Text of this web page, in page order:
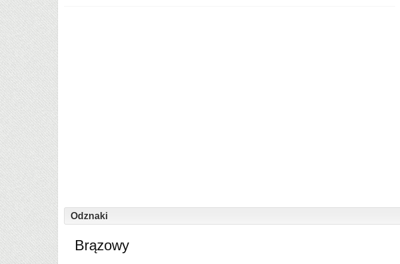
Odznaki
Brązowy